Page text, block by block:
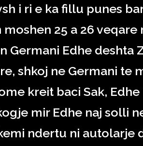
i ri e ka fillu punes
moshen 25 a 26
Germani Edhe deshta
shkoj ne Germani te
kreit baci Sak,
mir Edhe naj solli
ndertu ni autolarje